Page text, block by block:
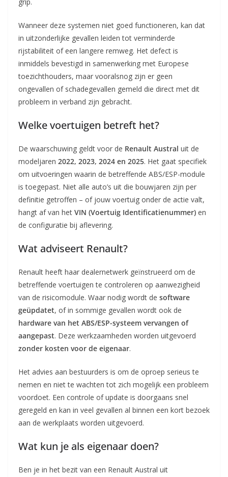
Wanneer deze systemen niet goed functioneren, kan dat
in uitzonderlijke gevallen leiden tot verminderde
rijstabiliteit of een langere remweg. Het defect is
inmiddels bevestigd in samenwerking met Europese
toezichthouders, maar vooralsnog zijn er geen
ongevallen of schadegevallen gemeld die direct met dit
probleem in verband zijn gebracht.
Welke voertuigen betreft het?
De waarschuwing geldt voor de Renault Austral uit de
modeljaren 2022, 2023, 2024 en 2025. Het gaat specifiek
om uitvoeringen waarin de betreffende ABS/ESP-module
is toegepast. Niet alle auto’s uit die bouwjaren zijn per
definitie getroffen – of jouw voertuig onder de actie valt,
hangt af van het VIN (Voertuig Identificatienummer) en
de configuratie bij aflevering.
Wat adviseert Renault?
Renault heeft haar dealernetwerk geïnstrueerd om de
betreffende voertuigen te controleren op aanwezigheid
van de risicomodule. Waar nodig wordt de software
geüpdatet, of in sommige gevallen wordt ook de
hardware van het ABS/ESP-systeem vervangen of
aangepast. Deze werkzaamheden worden uitgevoerd
zonder kosten voor de eigenaar.
Het advies aan bestuurders is om de oproep serieus te
nemen en niet te wachten tot zich mogelijk een probleem
voordoet. Een controle of update is doorgaans snel
geregeld en kan in veel gevallen al binnen een kort bezoek
aan de werkplaats worden uitgevoerd.
Wat kun je als eigenaar doen?
Ben je in het bezit van een Renault Austral uit